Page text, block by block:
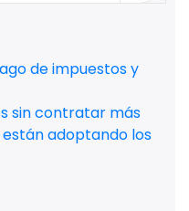
de impuestos y
sin contratar más
adoptando los